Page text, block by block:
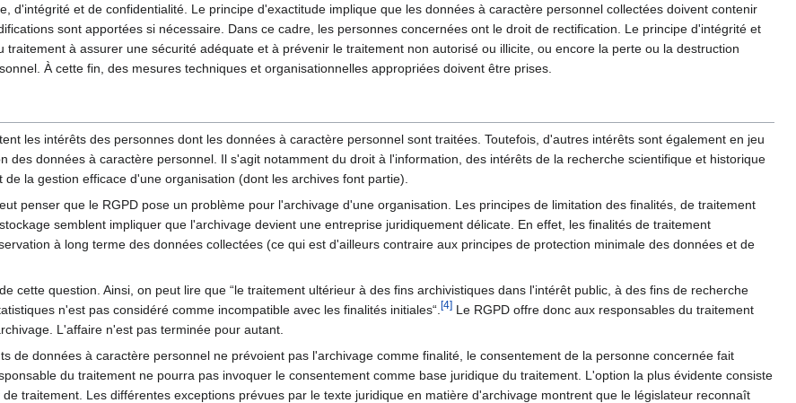
d'intégrité et de confidentialité. Le principe d'exactitude implique que les données à caractère personnel collectées doivent contenir
sont apportées si nécessaire. Dans ce cadre, les personnes concernées ont le droit de rectification. Le principe d'intégrité et
traitement à assurer une sécurité adéquate et à prévenir le traitement non autorisé ou illicite, ou encore la perte ou la destruction
À cette fin, des mesures techniques et organisationnelles appropriées doivent être prises.
les intérêts des personnes dont les données à caractère personnel sont traitées. Toutefois, d'autres intérêts sont également en jeu
des données à caractère personnel. Il s'agit notamment du droit à l'information, des intérêts de la recherche scientifique et historique
la gestion efficace d'une organisation (dont les archives font partie).
penser que le RGPD pose un problème pour l'archivage d'une organisation. Les principes de limitation des finalités, de traitement
semblent impliquer que l'archivage devient une entreprise juridiquement délicate. En effet, les finalités de traitement
à long terme des données collectées (ce qui est d'ailleurs contraire aux principes de protection minimale des données et de
cette question. Ainsi, on peut lire que “le traitement ultérieur à des fins archivistiques dans l'intérêt public, à des fins de recherche
n'est pas considéré comme incompatible avec les finalités initiales“. [4] Le RGPD offre donc aux responsables du traitement
L'affaire n'est pas terminée pour autant.
de données à caractère personnel ne prévoient pas l'archivage comme finalité, le consentement de la personne concernée fait
du traitement ne pourra pas invoquer le consentement comme base juridique du traitement. L'option la plus évidente consiste
traitement. Les différentes exceptions prévues par le texte juridique en matière d'archivage montrent que le législateur reconnaît